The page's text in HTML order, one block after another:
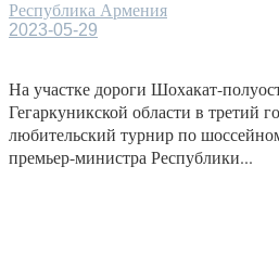
Республика Армения
2023-05-29
На участке дороги Шохакат-
Гегаркуникской области в третий
любительский турнир по
премьер-министра Республики...